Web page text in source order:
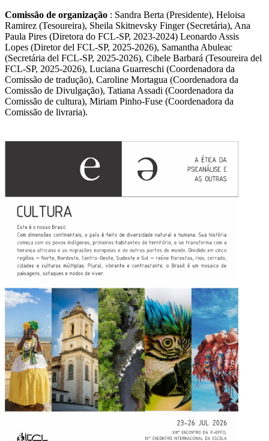
Comissão de organização : Sandra Berta (Presidente), Heloisa
Ramirez (Tesoureira), Sheila Skitnevsky Finger (Secretária), Ana
Paula Pires (Diretora do FCL-SP, 2023-2024) Leonardo Assis
Lopes (Diretor del FCL-SP, 2025-2026), Samantha Abuleac
(Secretária del FCL-SP, 2025-2026), Cibele Barbará (Tesoureira del
FCL-SP, 2025-2026), Luciana Guarreschi (Coordenadora da
Comissão de tradução), Caroline Mortagua (Coordenadora da
Comissão de Divulgação), Tatiana Assadi (Coordenadora da
Comissão de cultura), Miriam Pinho-Fuse (Coordenadora da
Comissão de livraria).